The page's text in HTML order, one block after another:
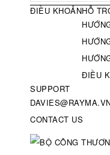
ĐIỀU KHOẢNHỖ
ĐIỀU
SUPPORT
CONTACT US